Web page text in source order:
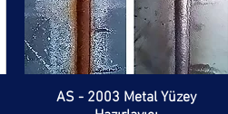
AS - 2003 Metal Yüzey